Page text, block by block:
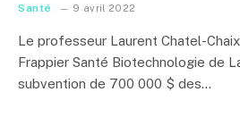
Santé 9 avril 2022
Le professeur Laurent Chatel-
Frappier Santé Biotechnologie de
subvention de 700 000 $ des…